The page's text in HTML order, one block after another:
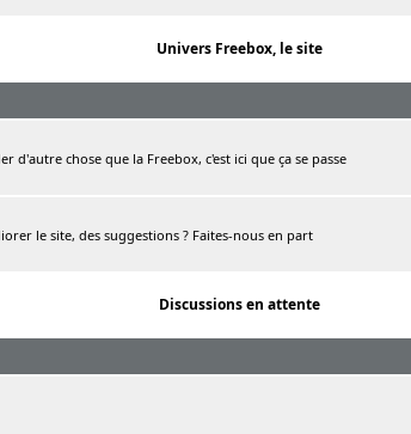
Univers Freebox, le site
d'autre chose que la Freebox, c'est ici que ça se passe
le site, des suggestions ? Faites-nous en part
Discussions en attente